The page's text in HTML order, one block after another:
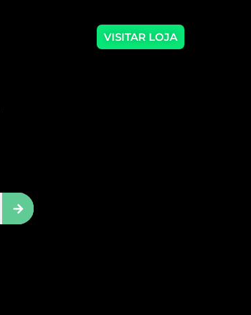
VISITAR LOJA